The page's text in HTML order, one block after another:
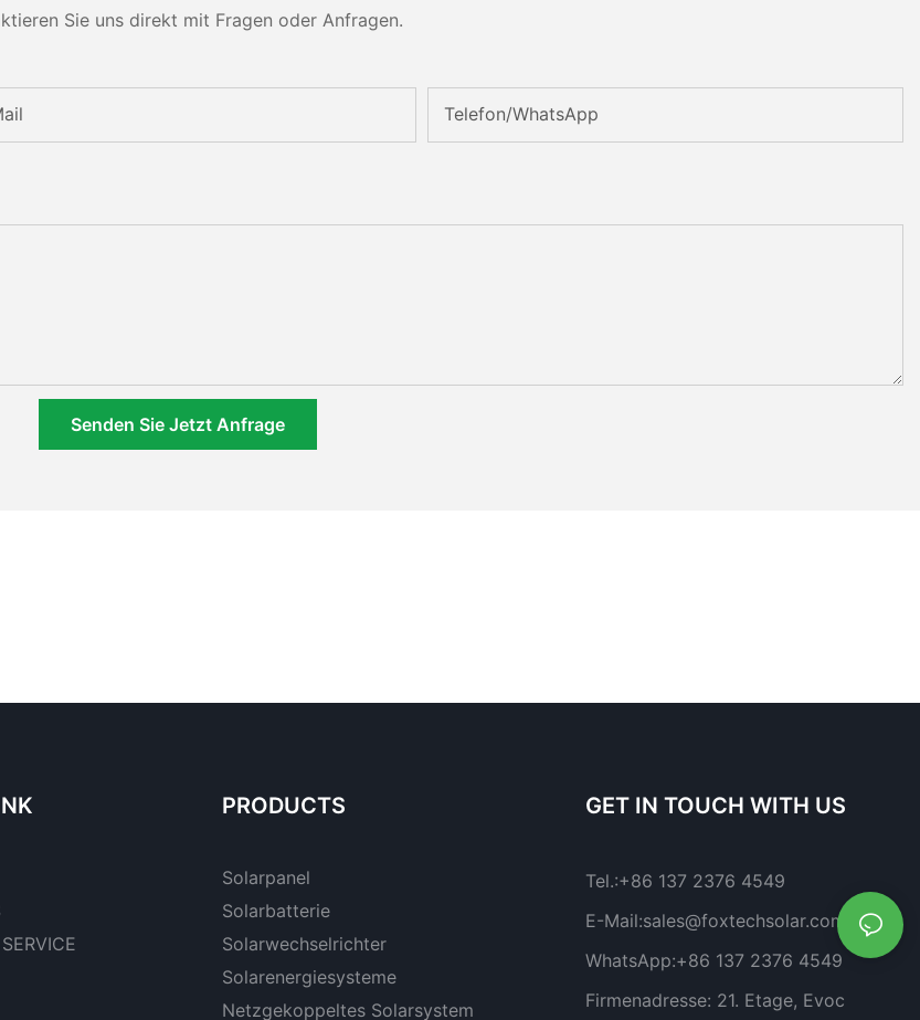
Sie uns direkt mit Fragen oder Anfragen.
Telefon/WhatsApp
Senden Sie Jetzt Anfrage
PRODUCTS
Solarpanel
Solarbatterie
Solarwechselrichter
Solarenergiesysteme
Netzgekoppeltes Solarsystem
GET IN TOUCH WITH US
Tel.:+86 137 2376 4549
E-Mail:sales@foxtechsolar.com
WhatsApp:+86 137 2376 4549
Firmenadresse: 21. Etage, Evoc